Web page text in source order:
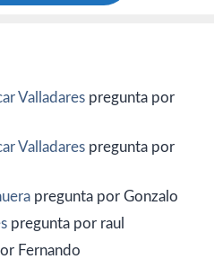
Valladares pregunta por
Valladares pregunta por
pregunta por Gonzalo
pregunta por raul
Fernando